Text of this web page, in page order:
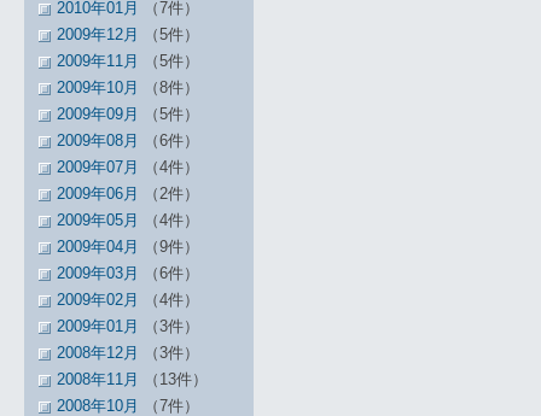
2010年01月
（7件）
2009年12月
（5件）
2009年11月
（5件）
2009年10月
（8件）
2009年09月
（5件）
2009年08月
（6件）
2009年07月
（4件）
2009年06月
（2件）
2009年05月
（4件）
2009年04月
（9件）
2009年03月
（6件）
2009年02月
（4件）
2009年01月
（3件）
2008年12月
（3件）
2008年11月
（13件）
2008年10月
（7件）